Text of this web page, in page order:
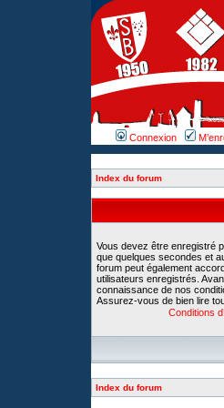
Connexion
Index du forum
Vous devez être enregistré
que quelques secondes et
forum peut également
utilisateurs enregistrés.
connaissance de nos
Assurez-vous de bien lire
Conditions
Index du forum